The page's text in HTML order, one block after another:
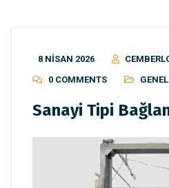
8 NISAN 2026
0 COMMENTS
GENEL
Sanayi Tipi